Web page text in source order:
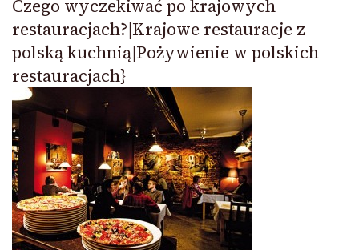
Czego wyczekiwać po krajowych
restauracjach?|Krajowe restauracje z
polską kuchnią|Pożywienie w polskich
restauracjach}